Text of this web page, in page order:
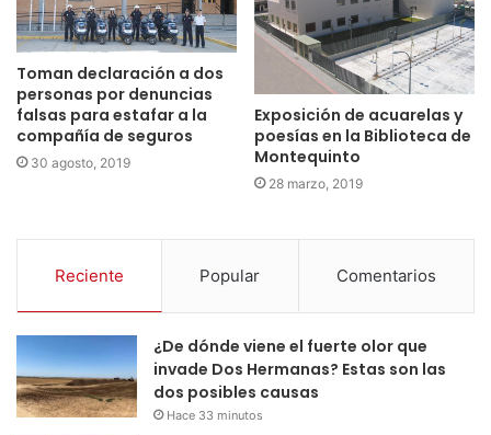
Toman declaración a dos
personas por denuncias
falsas para estafar a la
compañía de seguros
30 agosto, 2019
Exposición de acuarelas y
poesías en la Biblioteca de
Montequinto
28 marzo, 2019
Reciente Popular Comentarios
¿De dónde viene el fuerte olor que
invade Dos Hermanas? Estas son las
dos posibles causas
Hace 33 minutos